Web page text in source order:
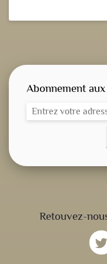
Retouvez-
Abonnement